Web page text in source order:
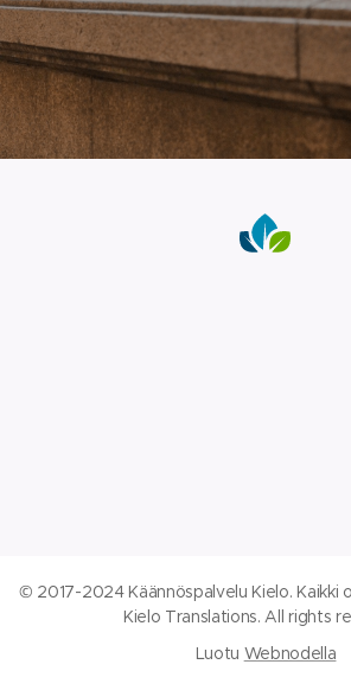
© 2017-2024 Käännöspalvelu Kielo. Kaikki
Kielo Translations. All rights
Luotu Webnodella